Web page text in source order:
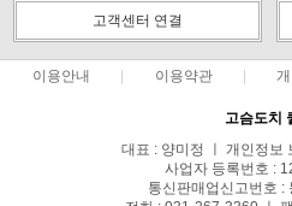
고객센터 연결
이용안내 이용약관
고슴도치
대표 : 양미정 ㅣ 개인정보
사업자 등록번호 :
통신판매업신고번호 :